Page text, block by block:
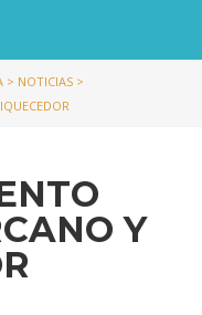
> NOTICIAS >
Y